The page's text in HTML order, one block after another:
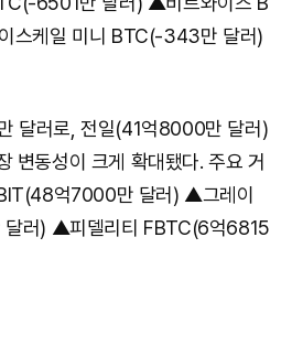
스케일 미니 BTC(-343만 달러)
달러로, 전일(41억8000만 달러)
변동성이 크게 확대됐다. 주요 거
억7000만 달러) ▲그레이
러) ▲피델리티 FBTC(6억6815